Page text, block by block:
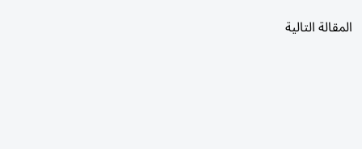
المقالة التالية